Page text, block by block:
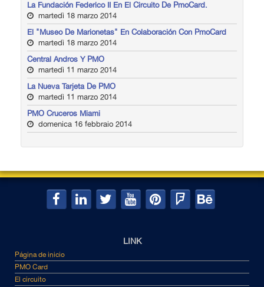
La Fundación Federico II En El Circuito De PmoCard.
martedì 18 marzo 2014
El "Museo De Marionetas" En Colaboración Con PmoCard
martedì 18 marzo 2014
Central Andros Y PMO
martedì 11 marzo 2014
La Nueva Tarjeta De PMO
martedì 11 marzo 2014
PMO Cruceros Miami
domenica 16 febbraio 2014
LINK
Página de inicio
PMO Card
El circuito